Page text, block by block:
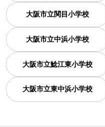
大阪市立関目小学校
大阪市立中浜小学校
大阪市立鯰江東小学校
大阪市立東中浜小学校